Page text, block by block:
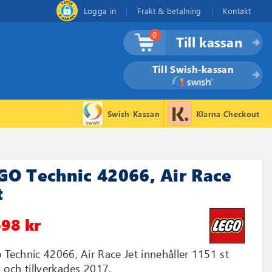
Kontakt
Frakt & betalning
Logga in
0 Till kassan
Till Swish-kassan
Swish-Kassan Klarna Checkout
Technic 42066, Air Race
kr
Technic 42066, Air Race Jet innehåller 1151 st
tillverkades 2017.